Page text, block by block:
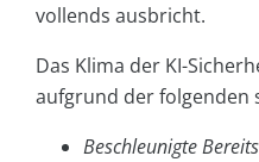
vollends ausbricht.
Das Klima der KI-
aufgrund der folgenden
Beschleunigte